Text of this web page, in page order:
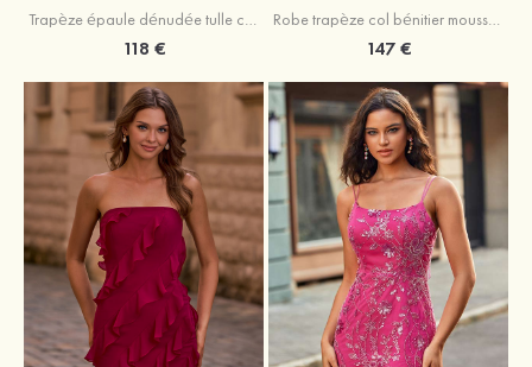
Trapèze épaule dénudée tulle courte/mini robe de fête de la rentrée avec paillettes
118 €
Robe trapèze col bénitier mousseline courte/mini robe de fête de la rentrée avec appliqué
147 €